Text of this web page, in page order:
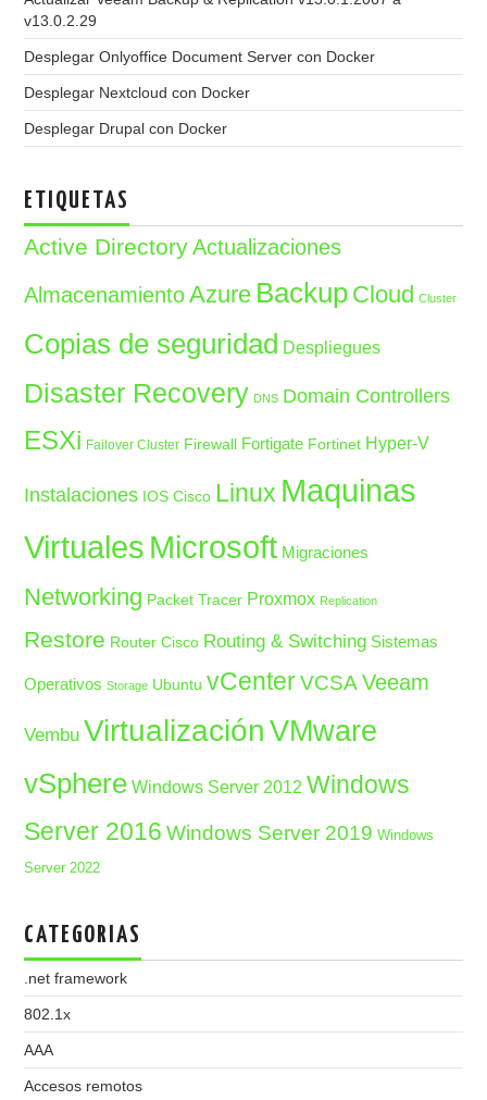
v13.0.2.29
Desplegar Onlyoffice Document Server con Docker
Desplegar Nextcloud con Docker
Desplegar Drupal con Docker
ETIQUETAS
Active Directory Actualizaciones
Almacenamiento Azure Backup Cloud Cluster
Copias de seguridad Despliegues
Disaster Recovery DNS Domain Controllers
ESXi Failover Cluster Firewall Fortigate Fortinet Hyper-V
Instalaciones IOS Cisco Linux Maquinas
Virtuales Microsoft Migraciones
Networking Packet Tracer Proxmox Replication
Restore Router Cisco Routing & Switching Sistemas
Operativos Storage Ubuntu vCenter VCSA Veeam
Vembu Virtualización VMware
vSphere Windows Server 2012 Windows
Server 2016 Windows Server 2019 Windows
Server 2022
CATEGORIAS
.net framework
802.1x
AAA
Accesos remotos